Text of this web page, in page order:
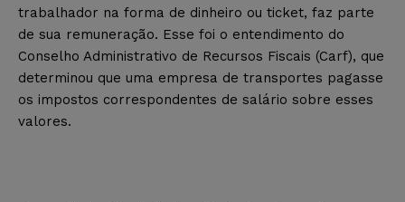
trabalhador na forma de dinheiro ou ticket, faz parte
de sua remuneração. Esse foi o entendimento do
Conselho Administrativo de Recursos Fiscais (Carf), que
determinou que uma empresa de transportes pagasse
os impostos correspondentes de salário sobre esses
valores.